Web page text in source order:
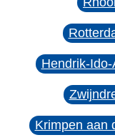
Hendrik-
Krimpen aan